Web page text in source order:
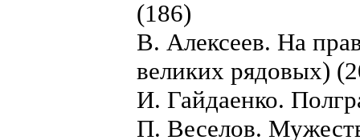
(186)
В. Алексеев. На
великих рядовых)
И. Гайдаенко.
П. Веселов.